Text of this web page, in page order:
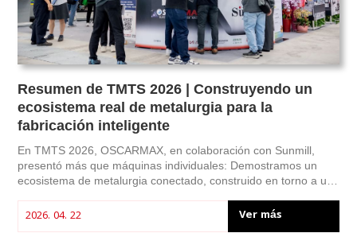
Resumen de TMTS 2026 | Construyendo un
ecosistema real de metalurgia para la
fabricación inteligente
En TMTS 2026, OSCARMAX, en colaboración con Sunmill,
presentó más que máquinas individuales: Demostramos un
ecosistema de metalurgia conectado, construido en torno a una
2026. 04. 22 Ver más